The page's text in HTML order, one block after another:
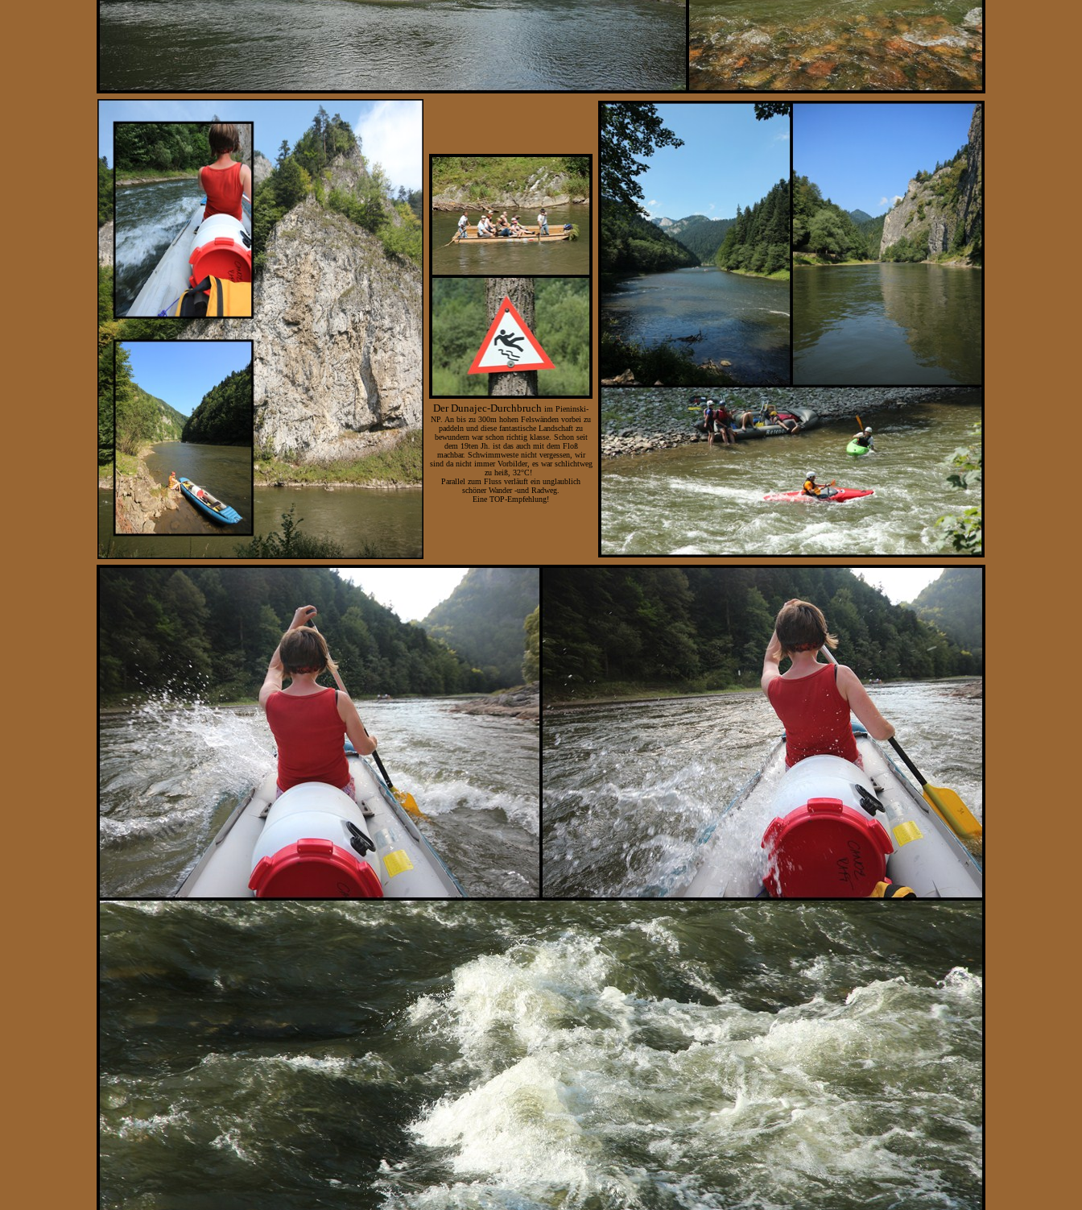
Der Dunajec-Durchbruch im Pieninski-
NP. An bis zu 300m hohen Felswänden vorbei zu
paddeln und diese fantastische Landschaft zu
bewundern war schon richtig klasse. Schon seit
dem 19ten Jh. ist das auch mit dem Floß
machbar. Schwimmweste nicht vergessen, wir
sind da nicht immer Vorbilder, es war schlichtweg
zu heiß, 32°C!
Parallel zum Fluss verläuft ein unglaublich
schöner Wander -und Radweg.
Eine TOP-Empfehlung!